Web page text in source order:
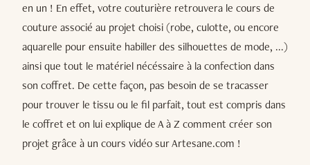
en un ! En effet, votre couturière retrouvera le cours de
couture associé au projet choisi (robe, culotte, ou encore
aquarelle pour ensuite habiller des silhouettes de mode, ...)
ainsi que tout le matériel nécéssaire à la confection dans
son coffret. De cette façon, pas besoin de se tracasser
pour trouver le tissu ou le fil parfait, tout est compris dans
le coffret et on lui explique de A à Z comment créer son
projet grâce à un cours vidéo sur Artesane.com !